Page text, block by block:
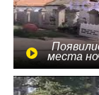
места